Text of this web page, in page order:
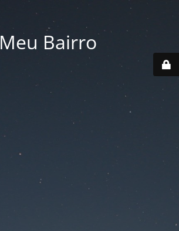
Meu Bairro